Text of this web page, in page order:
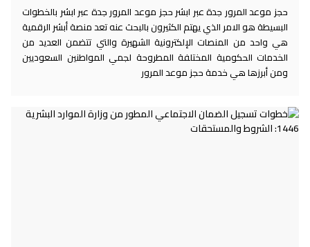
حجز موعد المرور جدة عبر ابشر حجز موعد المرور جدة عبر ابشر بالخطوات
البسيطة هو الامر الذي يهتم الكثيرون بالبحث عنه تعد منصة أبشر الرقمية
هي واحد من المنصات الإلكترونية الشهيرة والتي تتضمن العديد من
الخدمات الحكومية المختلفة المطروحة لجمي المواطنين السعوديين
ومن أبرزها هي خدمة حجز موعد المرور